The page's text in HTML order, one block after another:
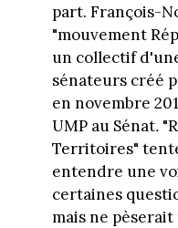
part. François-
"mouvement
un collectif
sénateurs créé
en novembre
UMP au Sénat.
Territoires"
entendre une
certaines
mais ne